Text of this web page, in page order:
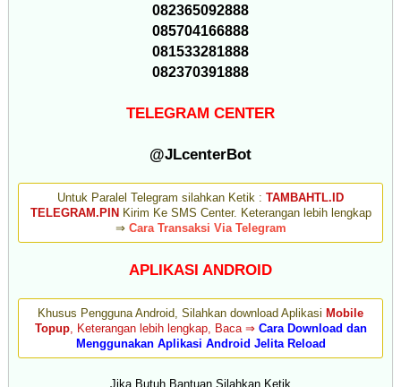
082365092888
085704166888
081533281888
082370391888
TELEGRAM CENTER
@JLcenterBot
Untuk Paralel Telegram silahkan Ketik : TAMBAHTL.ID
TELEGRAM.PIN Kirim Ke SMS Center. Keterangan lebih lengkap
⇒ Cara Transaksi Via Telegram
APLIKASI ANDROID
Khusus Pengguna Android, Silahkan download Aplikasi Mobile
Topup, Keterangan lebih lengkap, Baca ⇒ Cara Download dan
Menggunakan Aplikasi Android Jelita Reload
Jika Butuh Bantuan Silahkan Ketik